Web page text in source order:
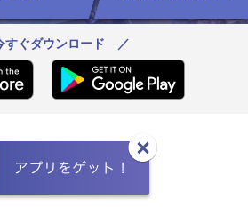
ぐダウンロード ／